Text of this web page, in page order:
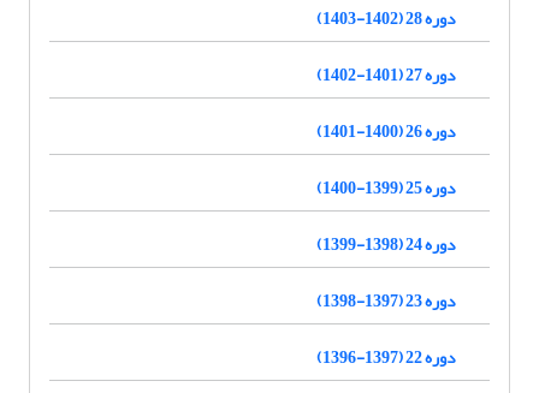
دوره 28 (1402-1403)
دوره 27 (1401-1402)
دوره 26 (1400-1401)
دوره 25 (1399-1400)
دوره 24 (1398-1399)
دوره 23 (1397-1398)
دوره 22 (1397-1396)